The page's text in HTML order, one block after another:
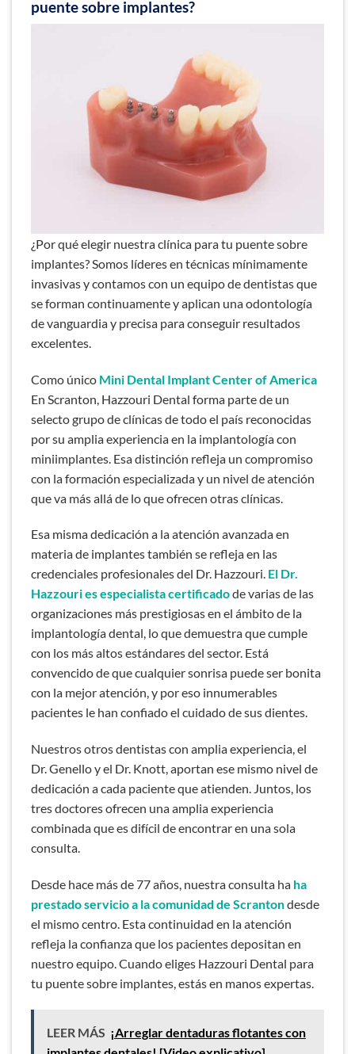
puente sobre implantes?
¿Por qué elegir nuestra clínica para tu puente sobre
implantes? Somos líderes en técnicas mínimamente
invasivas y contamos con un equipo de dentistas que
se forman continuamente y aplican una odontología
de vanguardia y precisa para conseguir resultados
excelentes.
Como único Mini Dental Implant Center of America
En Scranton, Hazzouri Dental forma parte de un
selecto grupo de clínicas de todo el país reconocidas
por su amplia experiencia en la implantología con
miniimplantes. Esa distinción refleja un compromiso
con la formación especializada y un nivel de atención
que va más allá de lo que ofrecen otras clínicas.
Esa misma dedicación a la atención avanzada en
materia de implantes también se refleja en las
credenciales profesionales del Dr. Hazzouri. El Dr.
Hazzouri es especialista certificadode varias de las
organizaciones más prestigiosas en el ámbito de la
implantología dental, lo que demuestra que cumple
con los más altos estándares del sector. Está
convencido de que cualquier sonrisa puede ser bonita
con la mejor atención, y por eso innumerables
pacientes le han confiado el cuidado de sus dientes.
Nuestros otros dentistas con amplia experiencia, el
Dr. Genello y el Dr. Knott, aportan ese mismo nivel de
dedicación a cada paciente que atienden. Juntos, los
tres doctores ofrecen una amplia experiencia
combinada que es difícil de encontrar en una sola
consulta.
Desde hace más de 77 años, nuestra consulta ha ha
prestado servicio a la comunidad de Scrantondesde
el mismo centro. Esta continuidad en la atención
refleja la confianza que los pacientes depositan en
nuestro equipo. Cuando eliges Hazzouri Dental para
tu puente sobre implantes, estás en manos expertas.
LEER MÁS ¡Arreglar dentaduras flotantes con